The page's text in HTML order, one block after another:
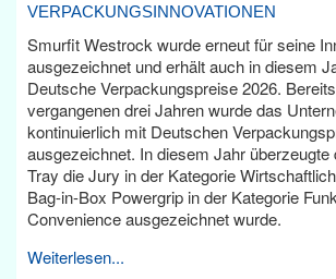
VERPACKUNGSINNOVATIONEN
Smurfit Westrock wurde erneut für seine
ausgezeichnet und erhält auch in diesem
Deutsche Verpackungspreise 2026.
vergangenen drei Jahren wurde das
kontinuierlich mit Deutschen
ausgezeichnet. In diesem Jahr überzeugte
Tray die Jury in der Kategorie
Bag-in-Box Powergrip in der Kategorie
Convenience ausgezeichnet wurde.
Weiterlesen...